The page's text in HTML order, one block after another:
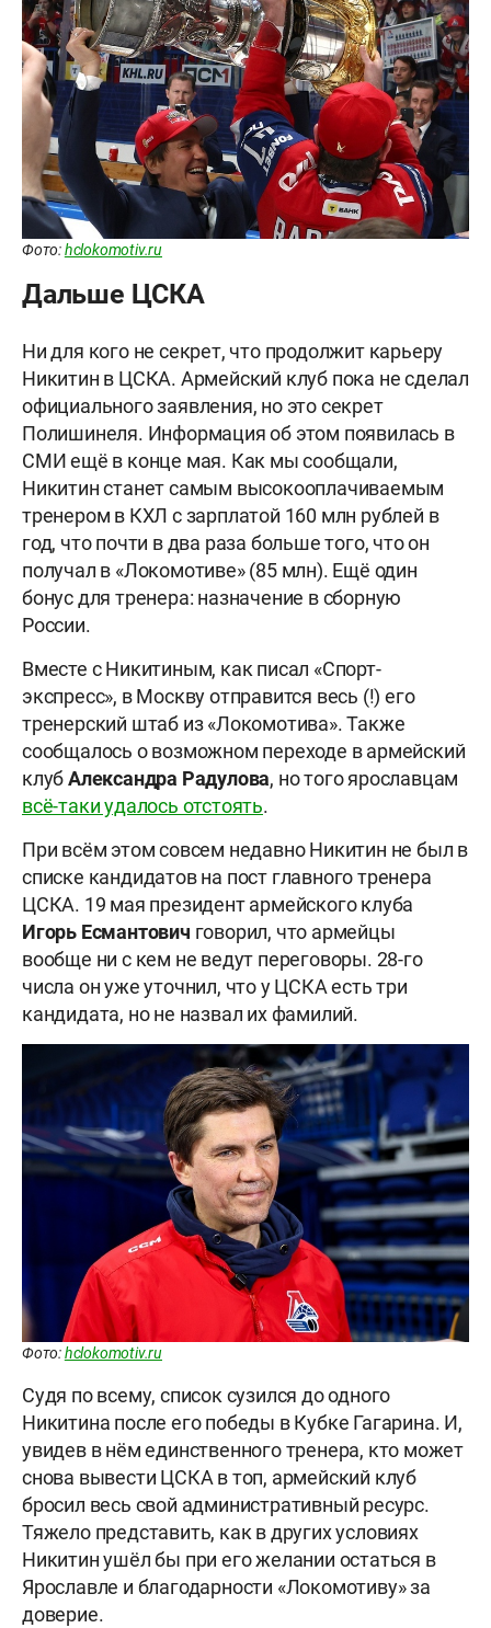
Фото:hclokomotiv.ru
Дальше ЦСКА
Ни для кого не секрет, что продолжит карьеру
Никитин в ЦСКА. Армейский клуб пока не сделал
официального заявления, но это секрет
Полишинеля. Информация об этом появилась в
СМИ ещё в конце мая. Как мы сообщали,
Никитин станет самым высокооплачиваемым
тренером в КХЛ с зарплатой 160 млн рублей в
год, что почти в два раза больше того, что он
получал в «Локомотиве» (85 млн). Ещё один
бонус для тренера: назначение в сборную
России.
Вместе с Никитиным, как писал «Спорт-
экспресс», в Москву отправится весь (!) его
тренерский штаб из «Локомотива». Также
сообщалось о возможном переходе в армейский
клубАлександра Радулова, но того ярославцам
всё-таки удалось отстоять.
При всём этом совсем недавно Никитин не был в
списке кандидатов на пост главного тренера
ЦСКА. 19 мая президент армейского клуба
Игорь Есмантович говорил, что армейцы
вообще ни с кем не ведут переговоры. 28-го
числа он уже уточнил, что у ЦСКА есть три
кандидата, но не назвал их фамилий.
Фото:hclokomotiv.ru
Судя по всему, список сузился до одного
Никитина после его победы в Кубке Гагарина. И,
увидев в нём единственного тренера, кто может
снова вывести ЦСКА в топ, армейский клуб
бросил весь свой административный ресурс.
Тяжело представить, как в других условиях
Никитин ушёл бы при его желании остаться в
Ярославле и благодарности «Локомотиву» за
доверие.